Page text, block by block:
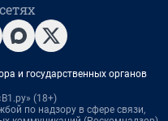
и государственных органов
(18+)
по надзору в сфере связи,